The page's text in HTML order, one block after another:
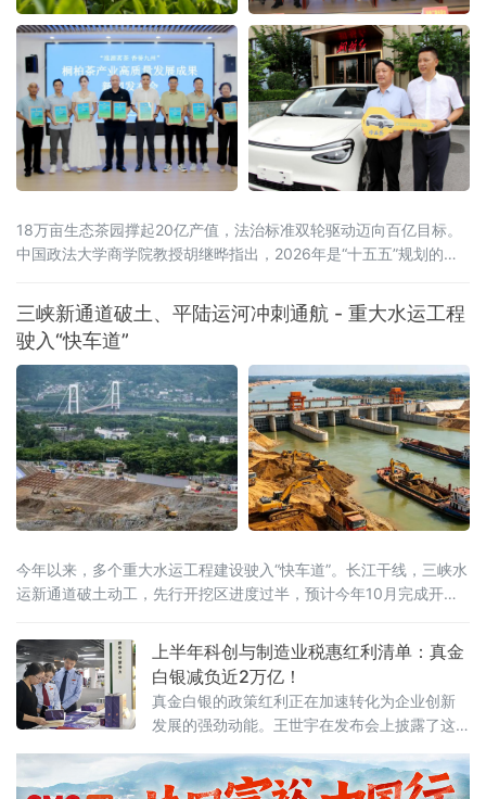
18万亩生态茶园撑起20亿产值，法治标准双轮驱动迈向百亿目标。
中国政法大学商学院教授胡继晔指出，2026年是“十五五”规划的开
（2026—2030年）》，明确到2030年全产业链规模达1.5万亿元的
目标，《扩大消费“十五五”规划》更是将茶叶列为历史经典产业；桐
柏茶产业深度契合国家
三峡新通道破土、平陆运河冲刺通航 - 重大水运工程
驶入“快车道”
今年以来，多个重大水运工程建设驶入“快车道”。长江干线，三峡水
运新通道破土动工，先行开挖区进度过半，预计今年10月完成开挖
航冲刺；东海之滨，长江口南槽航道治理二期工程开工建设，建成
后可实现5000吨级船舶全潮通航；琼岛西北，海南洋浦区域国际集
装箱枢纽港扩建工程码头主体全面完工，年内将实现分区投产。一
批水运通道相继
上半年科创与制造业税惠红利清单：真金
白银减负近2万亿！
真金白银的政策红利正在加速转化为企业创新
发展的强劲动能。王世宇在发布会上披露了这
发费用加计扣除等支持企业创新投入和技术转